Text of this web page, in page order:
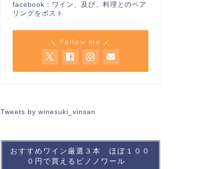
facebook：ワイン、及び、料理とのペア
リングをポスト
＼ Follow me ／
Tweets by winesuki_vinsan
おすすめワイン厳選３本 ほぼ１００
０円で買えるピノノワール